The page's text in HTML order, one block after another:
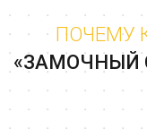
ПОЧЕМУ
«ЗАМОЧНЫЙ